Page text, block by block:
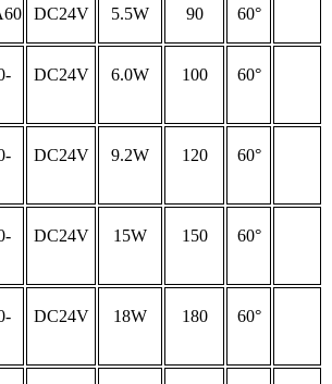
DC24V 5.5W 90 60°
DC24V 6.0W 100 60°
DC24V 9.2W 120 60°
DC24V 15W 150 60°
DC24V 18W 180 60°